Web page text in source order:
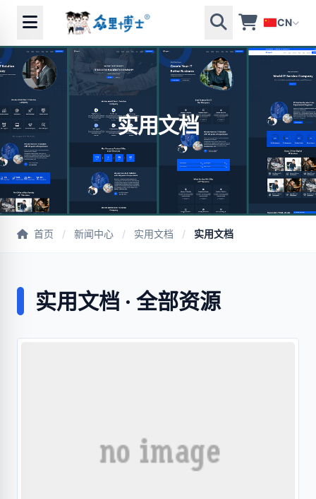
CN
实用文档
首页 / 新闻中心 / 实用文档 / 实用文档
实用文档 · 全部资源